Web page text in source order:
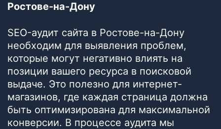
Ростове-на-Дону
SEO-аудит сайта в Ростове-на-Дону
необходим для выявления проблем,
которые могут негативно влиять на
позиции вашего ресурса в поисковой
выдаче. Это полезно для интернет-
магазинов, где каждая страница должна
быть оптимизирована для максимальной
конверсии. В процессе аудита мы